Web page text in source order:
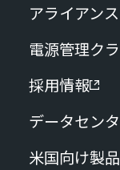
アライアン
電源管理ク
採用情報
データセン
米国向け製